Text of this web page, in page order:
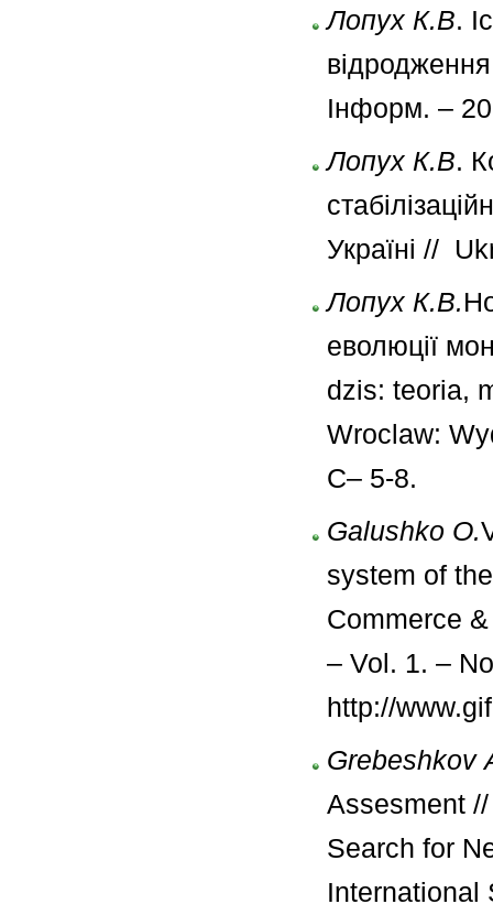
Лопух К.В.
Інформ. –
Лопух К.В.
Україні //
Лопух К.В.
еволюції
dzis: teoria,
Wroclaw:
С– 5-8.
Galushko О.
system of
Commerce
– Vol. 1. –
http://
Grebeshkov
Assesment
Search for
International